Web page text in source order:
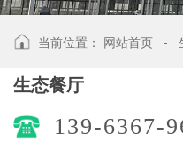
当前位置： 网站首页 -
生态餐厅
139-6367-